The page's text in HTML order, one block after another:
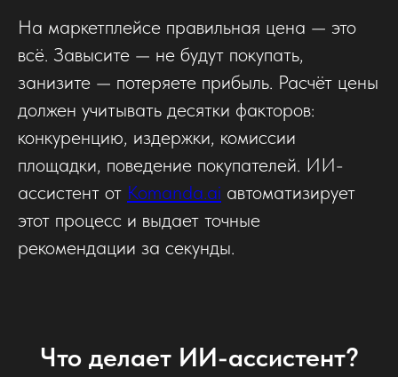
На маркетплейсе правильная цена — это
всё. Завысите — не будут покупать,
занизите — потеряете прибыль. Расчёт цены
должен учитывать десятки факторов:
конкуренцию, издержки, комиссии
площадки, поведение покупателей. ИИ-
ассистент от Komanda.ai автоматизирует
этот процесс и выдает точные
рекомендации за секунды.
Что делает ИИ-ассистент?